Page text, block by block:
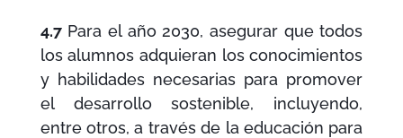
4.7Para el año 2030, asegurar que todos
los alumnos adquieran los conocimientos
y habilidades necesarias para promover
el desarrollo sostenible, incluyendo,
entre otros, a través de la educación para